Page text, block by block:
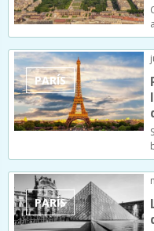
PARÍS
PARÍS